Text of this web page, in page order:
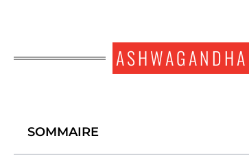
SOMMAIRE